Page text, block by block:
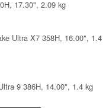
17.30", 2.09 kg
Ultra X7 358H, 16.00", 1.4
9 386H, 14.00", 1.4 kg